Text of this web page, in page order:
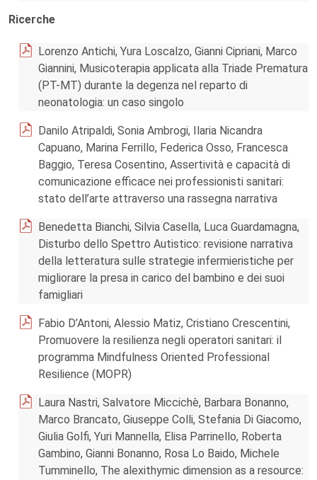
Ricerche
Lorenzo Antichi, Yura Loscalzo, Gianni Cipriani, Marco
Giannini, Musicoterapia applicata alla Triade Prematura
(PT-MT) durante la degenza nel reparto di
neonatologia: un caso singolo
Danilo Atripaldi, Sonia Ambrogi, Ilaria Nicandra
Capuano, Marina Ferrillo, Federica Osso, Francesca
Baggio, Teresa Cosentino, Assertività e capacità di
comunicazione efficace nei professionisti sanitari:
stato dell’arte attraverso una rassegna narrativa
Benedetta Bianchi, Silvia Casella, Luca Guardamagna,
Disturbo dello Spettro Autistico: revisione narrativa
della letteratura sulle strategie infermieristiche per
migliorare la presa in carico del bambino e dei suoi
famigliari
Fabio D’Antoni, Alessio Matiz, Cristiano Crescentini,
Promuovere la resilienza negli operatori sanitari: il
programma Mindfulness Oriented Professional
Resilience (MOPR)
Laura Nastri, Salvatore Miccichè, Barbara Bonanno,
Marco Brancato, Giuseppe Colli, Stefania Di Giacomo,
Giulia Golfi, Yuri Mannella, Elisa Parrinello, Roberta
Gambino, Gianni Bonanno, Rosa Lo Baido, Michele
Tumminello, The alexithymic dimension as a resource: